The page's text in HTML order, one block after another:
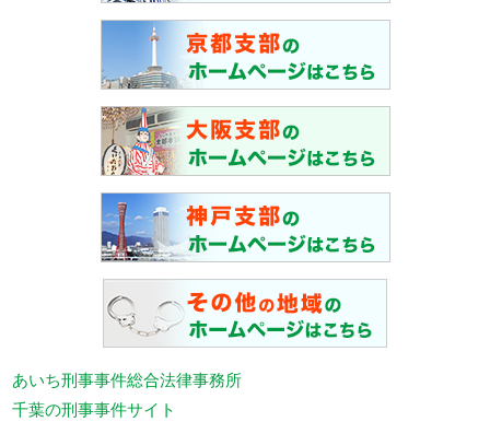
あいち刑事事件総合法律事務所
千葉の刑事事件サイト